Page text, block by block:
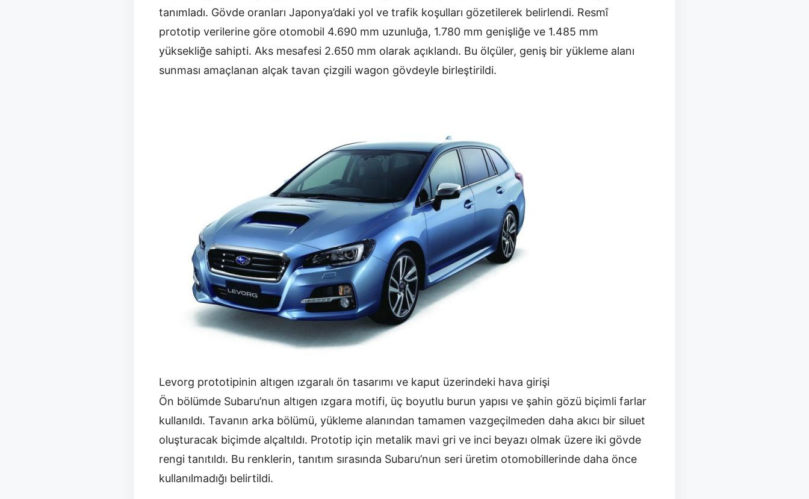
tanımladı. Gövde oranları Japonya’daki yol ve trafik koşulları gözetilerek belirlendi. Resmî
prototip verilerine göre otomobil 4.690 mm uzunluğa, 1.780 mm genişliğe ve 1.485 mm
yüksekliğe sahipti. Aks mesafesi 2.650 mm olarak açıklandı. Bu ölçüler, geniş bir yükleme alanı
sunması amaçlanan alçak tavan çizgili wagon gövdeyle birleştirildi.
Levorg prototipinin altıgen ızgaralı ön tasarımı ve kaput üzerindeki hava girişi
Ön bölümde Subaru’nun altıgen ızgara motifi, üç boyutlu burun yapısı ve şahin gözü biçimli farlar
kullanıldı. Tavanın arka bölümü, yükleme alanından tamamen vazgeçilmeden daha akıcı bir siluet
oluşturacak biçimde alçaltıldı. Prototip için metalik mavi gri ve inci beyazı olmak üzere iki gövde
rengi tanıtıldı. Bu renklerin, tanıtım sırasında Subaru’nun seri üretim otomobillerinde daha önce
kullanılmadığı belirtildi.